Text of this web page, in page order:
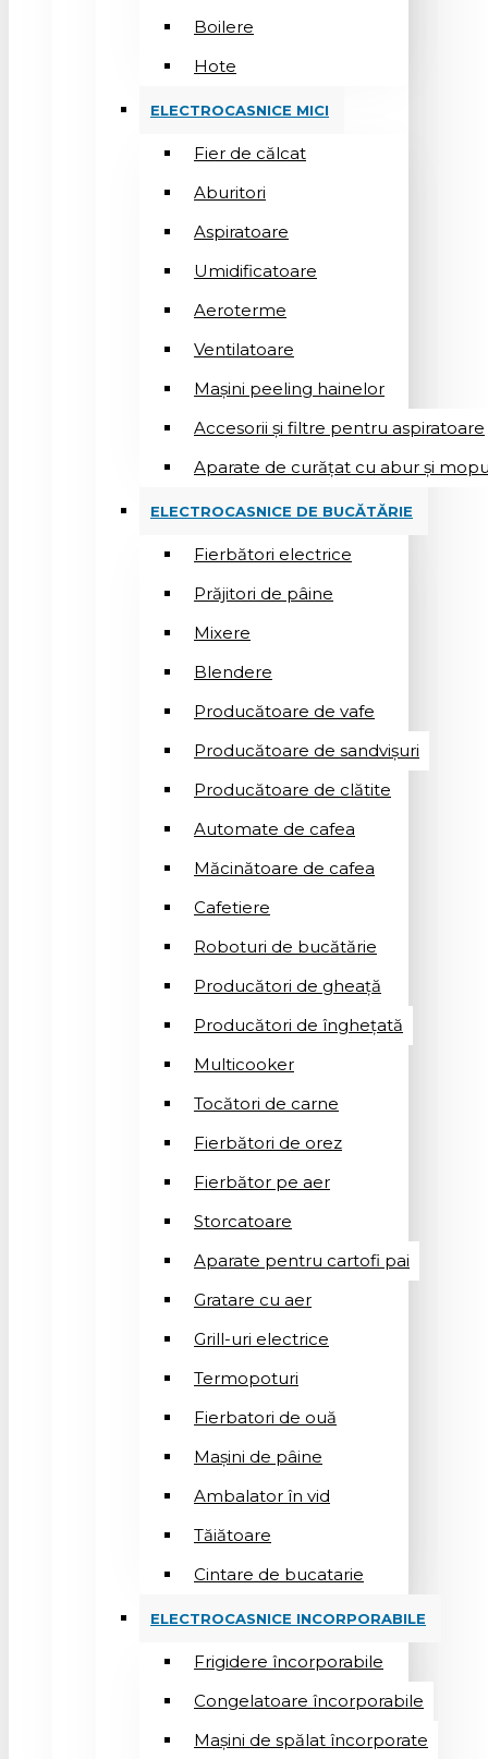
Boilere
Hote
ELECTROCASNICE MICI
Fier de călcat
Aburitori
Aspiratoare
Umidificatoare
Aeroterme
Ventilatoare
Mașini peeling hainelor
Accesorii și filtre pentru aspiratoare
Aparate de curățat cu abur și
ELECTROCASNICE DE BUCĂTĂRIE
Fierbători electrice
Prăjitori de pâine
Mixere
Blendere
Producătoare de vafe
Producătoare de sandvişuri
Producătoare de clătite
Automate de cafea
Măcinătoare de cafea
Cafetiere
Roboturi de bucătărie
Producători de gheață
Producători de înghețată
Multicooker
Tocători de carne
Fierbători de orez
Fierbător pe aer
Storcatoare
Aparate pentru cartofi pai
Gratare cu aer
Grill-uri electrice
Termopoturi
Fierbatori de ouă
Mașini de pâine
Ambalator în vid
Tăiătoare
Cintare de bucatarie
ELECTROCASNICE INCORPORABILE
Frigidere încorporabile
Congelatoare încorporabile
Mașini de spălat încorporate